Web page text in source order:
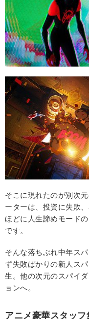
そこに現れたのが別次
ーターは、投資に失敗
ほどに人生諦めモード
です。
そんな落ちぶれ中年ス
ず失敗ばかりの新人ス
生。他の次元のスパイ
ョンへ。
アニメ豪華スタッフ